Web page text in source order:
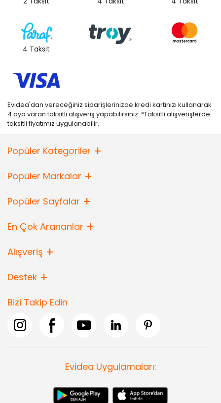
4 Taksit
Evidea'dan vereceğiniz siparişlerinizde kredi kartınızı kullanarak
4 aya varan taksitli alışveriş yapabilirsiniz. *Taksitli alışverişlerde
taksitli fiyatımız uygulanabilir.
Popüler Kategoriler
Popüler Markalar
Popüler Sayfalar
En Çok Arananlar
Alışveriş
Destek
Bizi Takip Edin
Evidea Uygulamaları: